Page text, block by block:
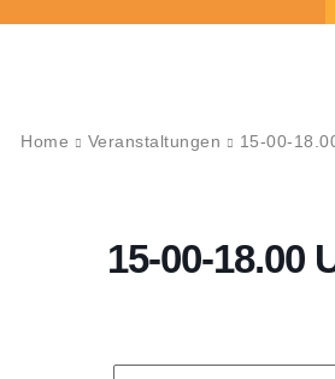
Home Veranstaltungen 15-00-
15-00-18.00